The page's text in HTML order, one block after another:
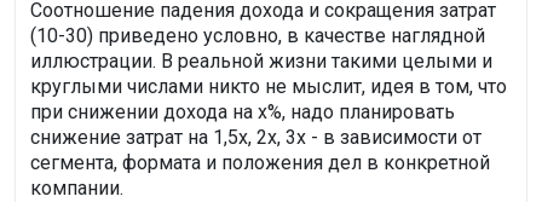
Соотношение падения дохода и сокращения затрат
(10-30) приведено условно, в качестве наглядной
иллюстрации. В реальной жизни такими целыми и
круглыми числами никто не мыслит, идея в том, что
при снижении дохода на х%, надо планировать
снижение затрат на 1,5х, 2х, 3х - в зависимости от
сегмента, формата и положения дел в конкретной
компании.